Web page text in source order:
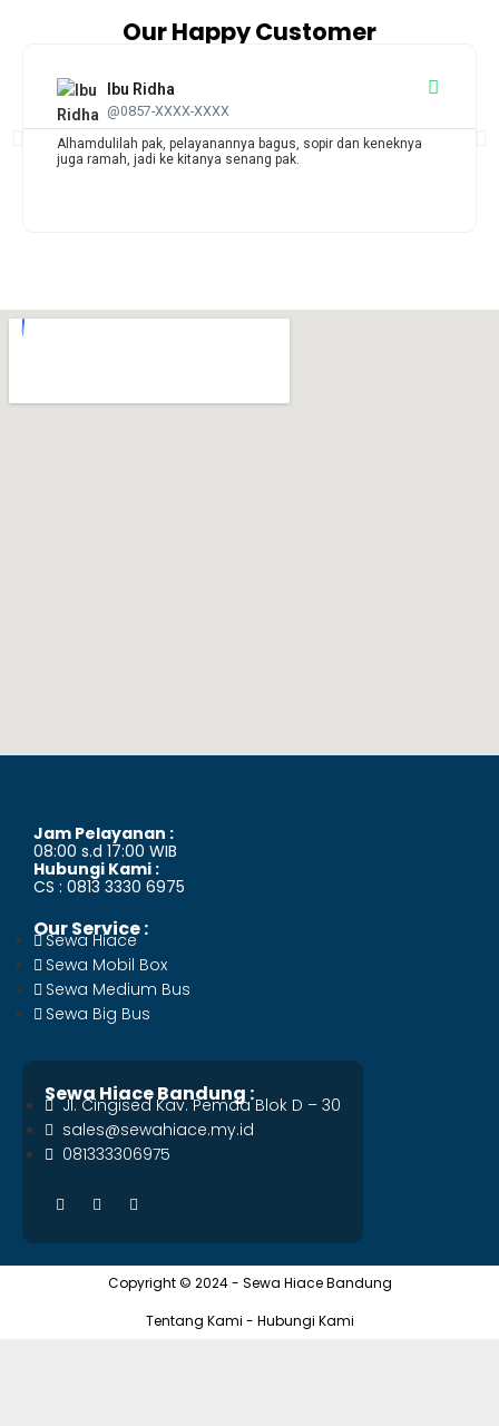
Our Happy Customer
Ibu Ridha
@0857-XXXX-XXXX
Alhamdulilah pak, pelayanannya bagus, sopir dan keneknya
juga ramah, jadi ke kitanya senang pak.
Jam Pelayanan :
08:00 s.d 17:00 WIB
Hubungi Kami :
CS : 0813 3330 6975
Our Service :
Sewa Hiace
Sewa Mobil Box
Sewa Medium Bus
Sewa Big Bus
Sewa Hiace Bandung :
Jl. Cingised Kav. Pemda Blok D – 30
sales@sewahiace.my.id
081333306975
Copyright © 2024 - Sewa Hiace Bandung
Tentang Kami - Hubungi Kami